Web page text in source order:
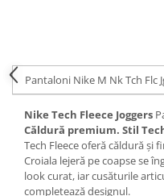
Pantaloni Nike M Nk Tch Flc
Nike Tech Fleece Joggers
Căldură premium. Stil
Tech Fleece oferă căldură și
Croiala lejeră pe coapse se
look curat, iar cusăturile
completează designul.